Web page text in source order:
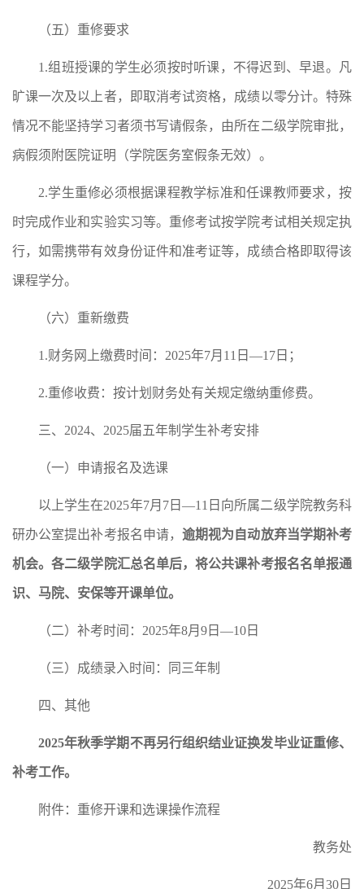
（五）重修要求
1.组班授课的学生必须按时听课，不得迟到、早退。凡
旷课一次及以上者，即取消考试资格，成绩以零分计。特殊
情况不能坚持学习者须书写请假条，由所在二级学院审批，
病假须附医院证明（学院医务室假条无效）。
2.学生重修必须根据课程教学标准和任课教师要求，按
时完成作业和实验实习等。重修考试按学院考试相关规定执
行，如需携带有效身份证件和准考证等，成绩合格即取得该
课程学分。
（六）重新缴费
1.财务网上缴费时间：2025年7月11日—17日；
2.重修收费：按计划财务处有关规定缴纳重修费。
三、2024、2025届五年制学生补考安排
（一）申请报名及选课
以上学生在2025年7月7日—11日向所属二级学院教务科
研办公室提出补考报名申请，逾期视为自动放弃当学期补考
机会。各二级学院汇总名单后，将公共课补考报名名单报通
识、马院、安保等开课单位。
（二）补考时间：2025年8月9日—10日
（三）成绩录入时间：同三年制
四、其他
2025年秋季学期不再另行组织结业证换发毕业证重修、
补考工作。
附件：重修开课和选课操作流程
教务处
2025年6月30日